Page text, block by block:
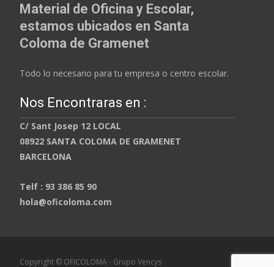
Material de Oficina y Escolar,
estamos ubicados en Santa
Coloma de Gramenet
Todo lo necesario para tu empresa o centro escolar.
Nos Encontraras en :
C/ Sant Josep 12 LOCAL
08922 SANTA COLOMA DE GRAMENET
BARCELONA
Telf : 93 386 85 90
hola@oficoloma.com
Copyright © OFICOLOMA - Grupo Vencys